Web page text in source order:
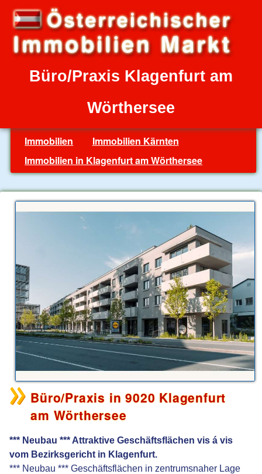
Büro/Praxis Klagenfurt am
Wörthersee
Immobilien
Immobilien Kärnten
Immobilien in Klagenfurt am Wörthersee
Büro/Praxis in 9020 Klagenfurt
am Wörthersee
*** Neubau *** Attraktive Geschäftsflächen vis á vis
vom Bezirksgericht in Klagenfurt.
*** Neubau *** Geschäftsflächen in zentrumsnaher Lage